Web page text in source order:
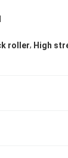
roller, High